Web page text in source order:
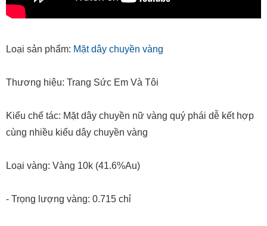
Loại sản phẩm: Mặt dây chuyền vàng
Thương hiệu: Trang Sức Em Và Tôi
Kiểu chế tác: Mặt dây chuyền nữ vàng quý phái dễ kết hợp
cùng nhiều kiểu dây chuyền vàng
Loại vàng: Vàng 10k (41.6%Au)
- Trọng lượng vàng: 0.715 chỉ